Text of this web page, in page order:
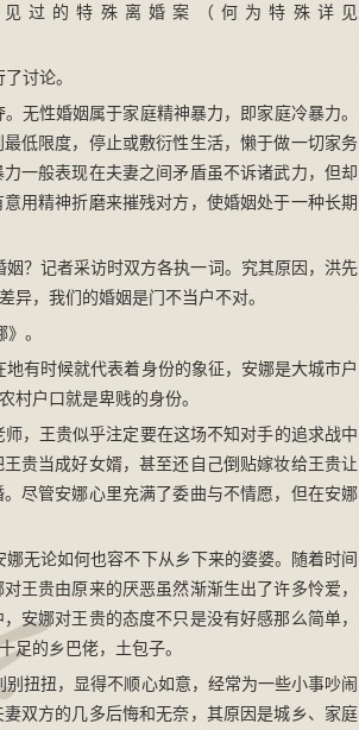
过的特殊离婚案（何为特殊详见
讨论。
无性婚姻属于家庭精神暴力，即家庭冷暴力。
低限度，停止或敷衍性生活，懒于做一切家务
一般表现在夫妻之间矛盾虽不诉诸武力，但却
用精神折磨来摧残对方，使婚姻处于一种长期
？记者采访时双方各执一词。究其原因，洪先
异，我们的婚姻是门不当户不对。
。
有时候就代表着身份的象征，安娜是大城市户
村户口就是卑贱的身份。
，王贵似乎注定要在这场不知对手的追求战中
贵当成好女婿，甚至还自己倒贴嫁妆给王贵让
尽管安娜心里充满了委曲与不情愿，但在安娜
无论如何也容不下从乡下来的婆婆。随着时间
王贵由原来的厌恶虽然渐渐生出了许多怜爱，
安娜对王贵的态度不只是没有好感那么简单，
足的乡巴佬，土包子。
扭扭，显得不顺心如意，经常为一些小事吵闹
双方的几多后悔和无奈，其原因是城乡、家庭